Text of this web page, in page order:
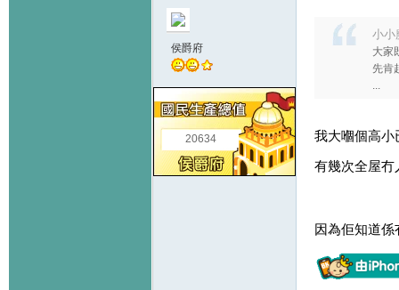
侯爵府
20634
小小
大家
先肯
...
我大嗰個高小
有幾次全屋冇
因為佢知道